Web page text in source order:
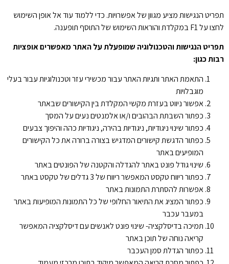
תפריט הנגישות מציע מגוון של אפשרויות. כדי ללמוד עוד אל אופן השימוש
לחצו על F1 במקלדת והוראות השימוש של התוסף תופענה.
תפריט הנגישות והטכנולוגיה שמופעלת על האתר מאפשרים אופציות
רבות כגון:
התאמת האתר ותגיות האתר עבור מכשירי עזר וטכנולוגיות עבור בעלי
מוגבלויות
אפשור ניווט בעזרת מקשי המקלדת בין הקישורים שבאתר
כפתור השבתת הבהובים ו/או אלמנטים נעים על המסך
כפתור שינוי ניגודיות, ניגודיות בהירה, ניגודיות כהה והיפוך צבעים
כפתור הדגשת קישורים המדגיש בצורה ברורה את כל הקישורים
המופיעים באתר
שינוי גודל פונט באתר להגדלה והקטנה של הפונטים באתר
כפתור ריווח טקסט המאפשר ריווח של 3 גדלים של טקסט באתר
אפשרות להסתרת התמונות באתר
כפתור המציג את התיאור החלופי של כל התמונות המופיעות באתר
במעבר עכבר
תמיכה בדיסלקציה- שינוי פונט לאנשים עם דיסלקציה המאפשר
קריאה נוחה של תוכן באתר
כפתור הגדלת סמן העכבר